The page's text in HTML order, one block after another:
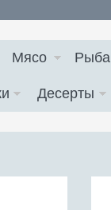
Мясо Рыба
Десерты